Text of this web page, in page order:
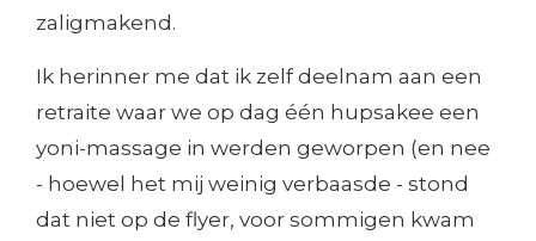
zaligmakend.
Ik herinner me dat ik zelf deelnam aan een
retraite waar we op dag één hupsakee een
yoni-massage in werden geworpen (en nee
- hoewel het mij weinig verbaasde - stond
dat niet op de flyer, voor sommigen kwam